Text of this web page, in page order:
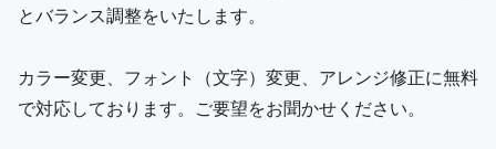
とバランス調整をいたします。
カラー変更、フォント（文字）変更、アレンジ修正に無料
で対応しております。ご要望をお聞かせください。